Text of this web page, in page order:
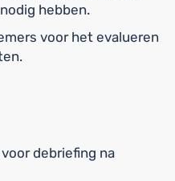
hebben.
voor het evalueren
debriefing na